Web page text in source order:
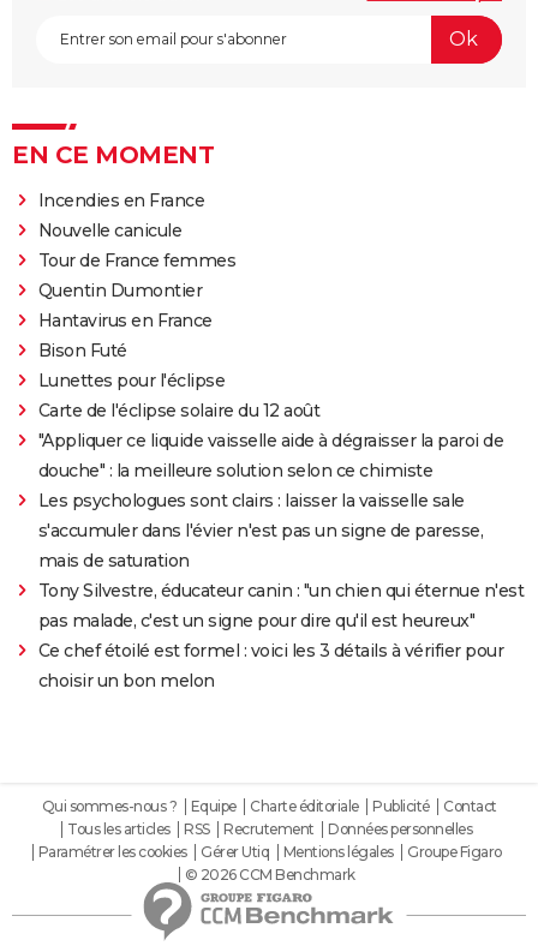
EN CE MOMENT
Incendies en France
Nouvelle canicule
Tour de France femmes
Quentin Dumontier
Hantavirus en France
Bison Futé
Lunettes pour l'éclipse
Carte de l'éclipse solaire du 12 août
"Appliquer ce liquide vaisselle aide à dégraisser la paroi de
douche" : la meilleure solution selon ce chimiste
Les psychologues sont clairs : laisser la vaisselle sale
s'accumuler dans l'évier n'est pas un signe de paresse,
mais de saturation
Tony Silvestre, éducateur canin : "un chien qui éternue n'est
pas malade, c'est un signe pour dire qu'il est heureux"
Ce chef étoilé est formel : voici les 3 détails à vérifier pour
choisir un bon melon
Qui sommes-nous ? Equipe Charte éditoriale Publicité
Contact
Tous les articles
RSS Recrutement
Données personnelles
Paramétrer les cookies
Gérer Utiq Mentions légales
Groupe Figaro
© 2026 CCM Benchmark